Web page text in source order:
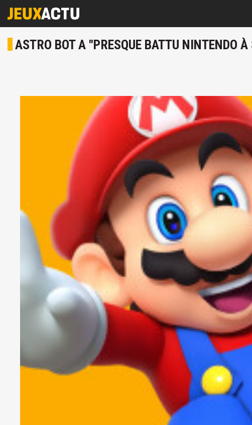
ASTRO BOT A "PRESQUE BATTU NINTENDO